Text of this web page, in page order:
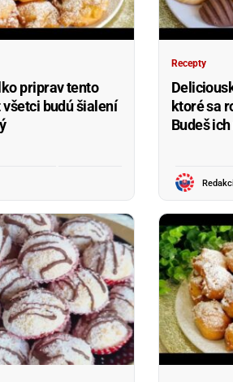
priprav tento
budú šialení
Recepty
ktoré sa
Budeš